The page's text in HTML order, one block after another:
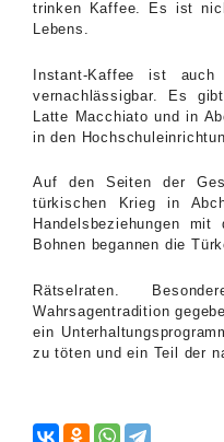
trinken Kaffee. Es ist
Lebens.
Instant-Kaffee ist
vernachlässigbar. Es
Latte Macchiato und in
in den
Auf den Seiten der
türkischen Krieg in
Handelsbeziehungen
Bohnen begannen die
Rätselraten.
Wahrsagentradition
ein
zu töten und ein Teil der